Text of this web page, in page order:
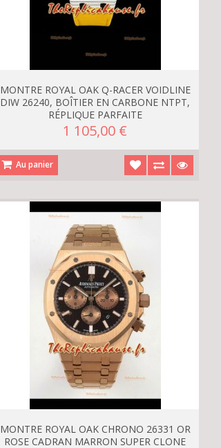
MONTRE ROYAL OAK Q-RACER VOIDLINE
DIW 26240, BOÎTIER EN CARBONE NTPT,
RÉPLIQUE PARFAITE
1 105,00 €
Au panier
MONTRE ROYAL OAK CHRONO 26331 OR
ROSE CADRAN MARRON SUPER CLONE